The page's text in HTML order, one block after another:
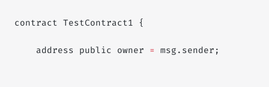
contract TestContract1 {
address public owner = msg.sender;